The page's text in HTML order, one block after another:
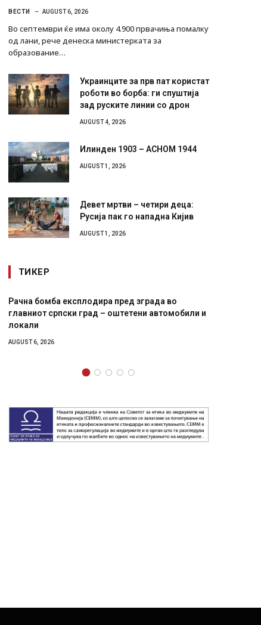
ВЕСТИ AUGUST 6, 2026
Во септември ќе има околу 4.900 првачиња помалку
од лани, рече денеска министерката за
образование…
Украинците за прв пат користат
роботи во борба: ги спуштија
зад руските линии со дрон
AUGUST 4, 2026
Илинден 1903 – АСНОМ 1944
AUGUST 1, 2026
Девет мртви – четири деца:
Русија пак го нападна Кијив
AUGUST 1, 2026
ТИКЕР
Рачна бомба експлодира пред зграда во
главниот српски град – оштетени автомобили и
локали
AUGUST 6, 2026